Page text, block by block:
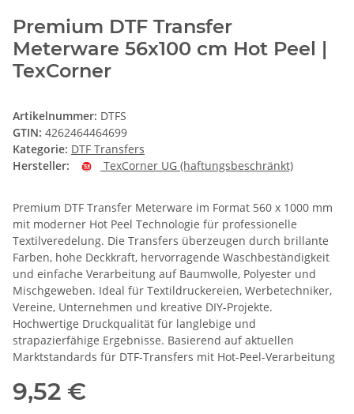
Premium DTF Transfer
Meterware 56x100 cm Hot Peel |
TexCorner
Artikelnummer: DTFS
GTIN: 4262464464699
Kategorie: DTF Transfers
Hersteller:
TexCorner UG (haftungsbeschränkt)
Premium DTF Transfer Meterware im Format 560 x 1000 mm
mit moderner Hot Peel Technologie für professionelle
Textilveredelung. Die Transfers überzeugen durch brillante
Farben, hohe Deckkraft, hervorragende Waschbeständigkeit
und einfache Verarbeitung auf Baumwolle, Polyester und
Mischgeweben. Ideal für Textildruckereien, Werbetechniker,
Vereine, Unternehmen und kreative DIY-Projekte.
Hochwertige Druckqualität für langlebige und
strapazierfähige Ergebnisse. Basierend auf aktuellen
Marktstandards für DTF-Transfers mit Hot-Peel-Verarbeitung
9,52 €